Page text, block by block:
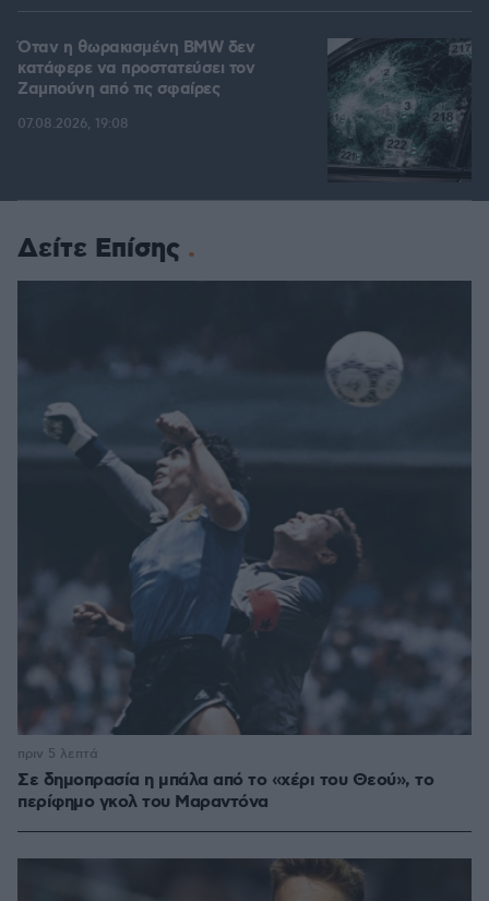
Όταν η θωρακισμένη BMW δεν
κατάφερε να προστατεύσει τον
Ζαμπούνη από τις σφαίρες
07.08.2026, 19:08
Δείτε Επίσης
Σε δημοπρασία η μπάλα από το «χέρι του Θεού», το
περίφημο γκολ του Μαραντόνα
πριν 5 λεπτά